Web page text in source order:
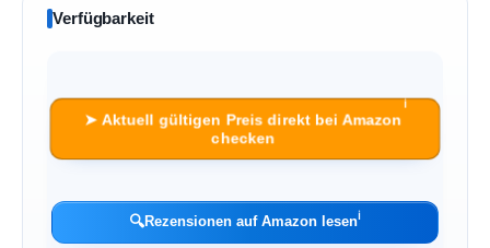
Verfügbarkeit
➤ Aktuell gültigen Preis direkt bei Amazon
checken
ℹ︎
🔍Rezensionen auf Amazon lesenℹ︎